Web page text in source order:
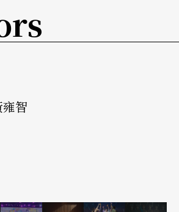
、辜懷群
之處。首先，三審六問是指那
在的蘇建和三死囚案，那顯然這
性，同時還可以體會到借古諷
刑定讞一定是皇帝親自批准的
題，即況鍾簡直是聖人。一椿所
雍智